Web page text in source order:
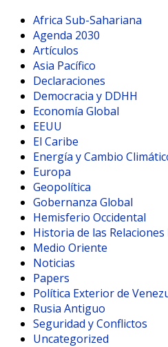
Africa Sub-Sahariana
Agenda 2030
Artículos
Asia Pacífico
Declaraciones
Democracia y DDHH
Economía Global
EEUU
El Caribe
Energía y Cambio
Europa
Geopolítica
Gobernanza Global
Hemisferio Occidental
Historia de las
Medio Oriente
Noticias
Papers
Política Exterior de
Rusia Antiguo
Seguridad y Conflictos
Uncategorized